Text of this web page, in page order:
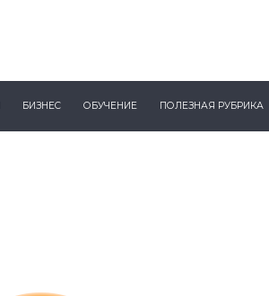
БИЗНЕС ОБУЧЕНИЕ ПОЛЕЗНАЯ РУБРИКА